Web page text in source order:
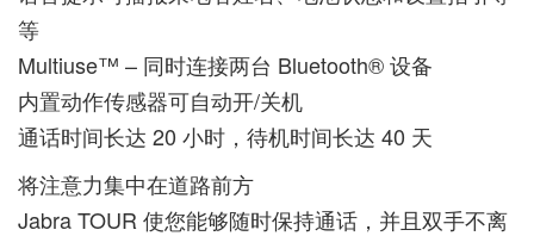
等
Multiuse™ – 同时连接两台 Bluetooth® 设备
内置动作传感器可自动开/关机
通话时间长达 20 小时，待机时间长达 40 天
将注意力集中在道路前方
Jabra TOUR 使您能够随时保持通话，并且双手不离